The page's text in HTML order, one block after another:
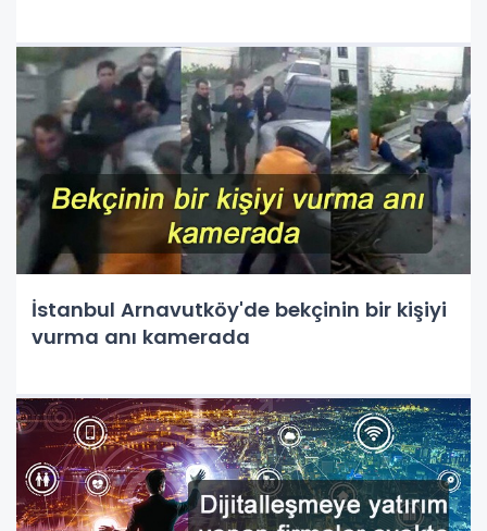
İstanbul Arnavutköy'de bekçinin bir kişiyi
vurma anı kamerada